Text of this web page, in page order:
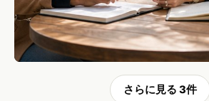
さらに見る 3件